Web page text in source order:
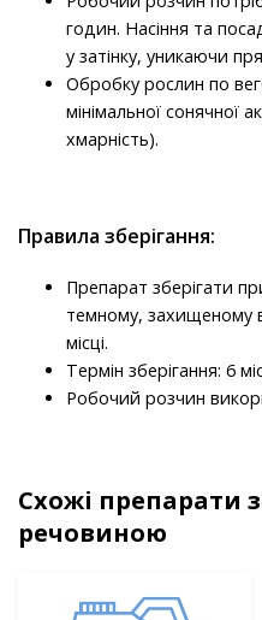
годин. Насіння та
у затінку, уникаючи
Обробку рослин по
мінімальної сонячної
хмарність).
Правила зберігання:
Препарат зберігати
темному, захищеному
місці.
Термін зберігання: 6
Робочий розчин
Схожі препарати
речовиною